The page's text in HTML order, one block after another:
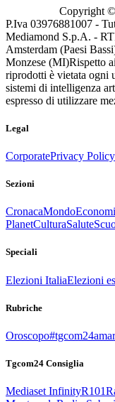
Copyright
P.Iva 03976881007 -
Mediamond S.p.A. -
Amsterdam (Paesi
Monzese (MI)Rispetto
riprodotti è vietata ogni
sistemi di intelligenza
espresso di utilizzare
Legal
CorporatePrivacy Policy
Sezioni
CronacaMondo
PlanetCulturaSalute
Speciali
Elezioni ItaliaElezioni
Rubriche
Oroscopo
Tgcom24 Consiglia
Mediaset InfinityR101